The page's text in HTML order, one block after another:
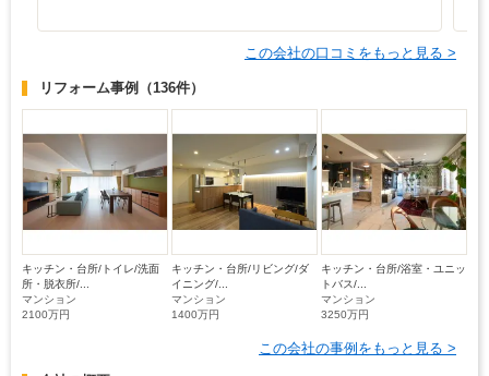
この会社の口コミをもっと見る >
リフォーム事例 （136件）
キッチン・台所/トイレ/洗面
所・脱衣所/...
マンション
2100万円
キッチン・台所/リビング/ダ
イニング/...
マンション
1400万円
キッチン・台所/浴室・ユニッ
トバス/...
マンション
3250万円
この会社の事例をもっと見る >